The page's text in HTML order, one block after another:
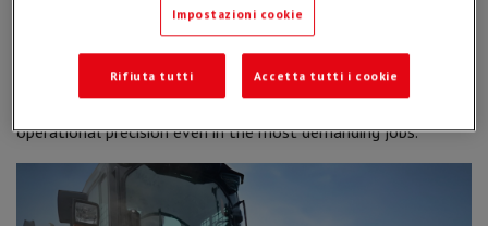
Designed for micro-trenching applications, fiber optic cable
operational precision even in the most demanding jobs.
Impostazioni cookie
Rifiuta tutti Accetta tutti i cookie